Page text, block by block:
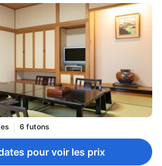
6 futons
pour voir les prix